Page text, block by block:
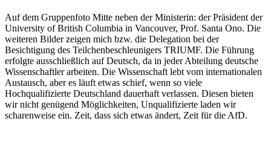
Auf dem Gruppenfoto Mitte neben der Ministerin: der Präsident der
University of British Columbia in Vancouver, Prof. Santa Ono. Die
weiteren Bilder zeigen mich bzw. die Delegation bei der
Besichtigung des Teilchenbeschleunigers TRIUMF. Die Führung
erfolgte ausschließlich auf Deutsch, da in jeder Abteilung deutsche
Wissenschaftler arbeiten. Die Wissenschaft lebt vom internationalen
Austausch, aber es läuft etwas schief, wenn so viele
Hochqualifizierte Deutschland dauerhaft verlassen. Diesen bieten
wir nicht genügend Möglichkeiten, Unqualifizierte laden wir
scharenweise ein. Zeit, dass sich etwas ändert, Zeit für die AfD.